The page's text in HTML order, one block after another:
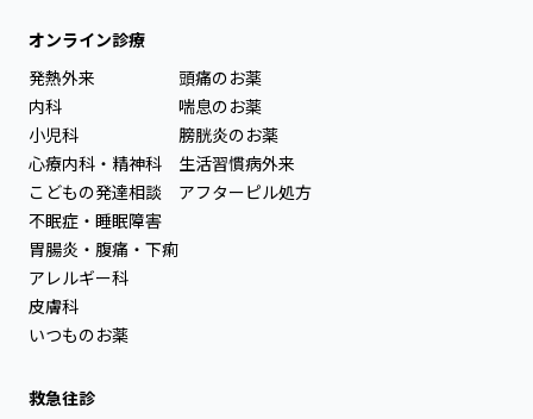
オンライン診療
発熱外来
内科
小児科
心療内科・精神科
こどもの発達相談
不眠症・睡眠障害
胃腸炎・腹痛・下痢
アレルギー科
皮膚科
いつものお薬
頭痛のお薬
喘息のお薬
膀胱炎のお薬
生活習慣病外来
アフターピル処方
救急往診